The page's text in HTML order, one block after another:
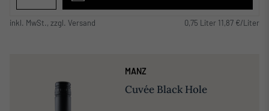
inkl. MwSt., zzgl. Versand 0,75 Liter 11,87 €/Liter
MANZ
Cuvée Black Hole